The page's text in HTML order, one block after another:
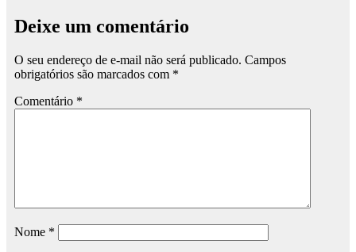
Deixe um comentário
O seu endereço de e-mail não será publicado. Campos
obrigatórios são marcados com *
Comentário *
Nome *